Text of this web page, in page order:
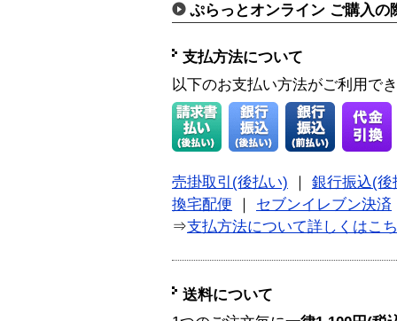
ぷらっとオンライン ご購入の
支払方法について
以下のお支払い方法がご利用で
売掛取引(後払い)
銀行振込(後
換宅配便
セブンイレブン決済
⇒支払方法について詳しくはこ
送料について